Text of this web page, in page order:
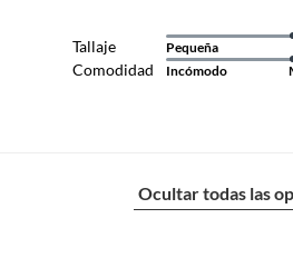
Tallaje Pequeña
Comodidad Incómodo
Ocultar todas las